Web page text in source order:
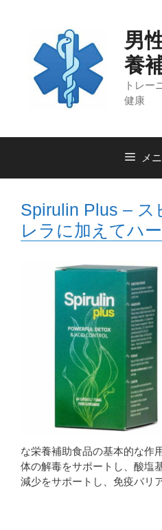
男
養
トレー
健康
メ
Spirulin Plus – ス
レラに加えてハ
な栄養補助食品の基本的な作
体の解毒をサポートし、酸塩
減少をサポートし、免疫バリ